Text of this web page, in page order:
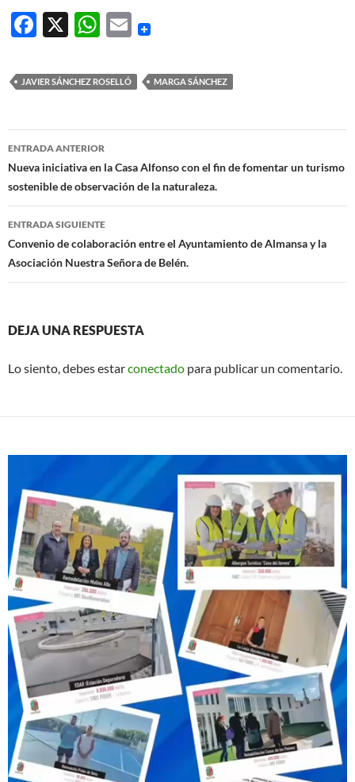
F
e
b
o
o
k
X
W
at
s
A
p
p
E
ail
JAVIER SÁNCHEZ ROSELLÓ MARGA SÁNCHEZ
Navegación
de
entradas
ENTRADA ANTERIOR
Nueva iniciativa en la Casa Alfonso con el fin de fomentar un turismo
sostenible de observación de la naturaleza.
ENTRADA SIGUIENTE
Convenio de colaboración entre el Ayuntamiento de Almansa y la
Asociación Nuestra Señora de Belén.
DEJA UNA RESPUESTA
Lo siento, debes estarconectado para publicar un comentario.